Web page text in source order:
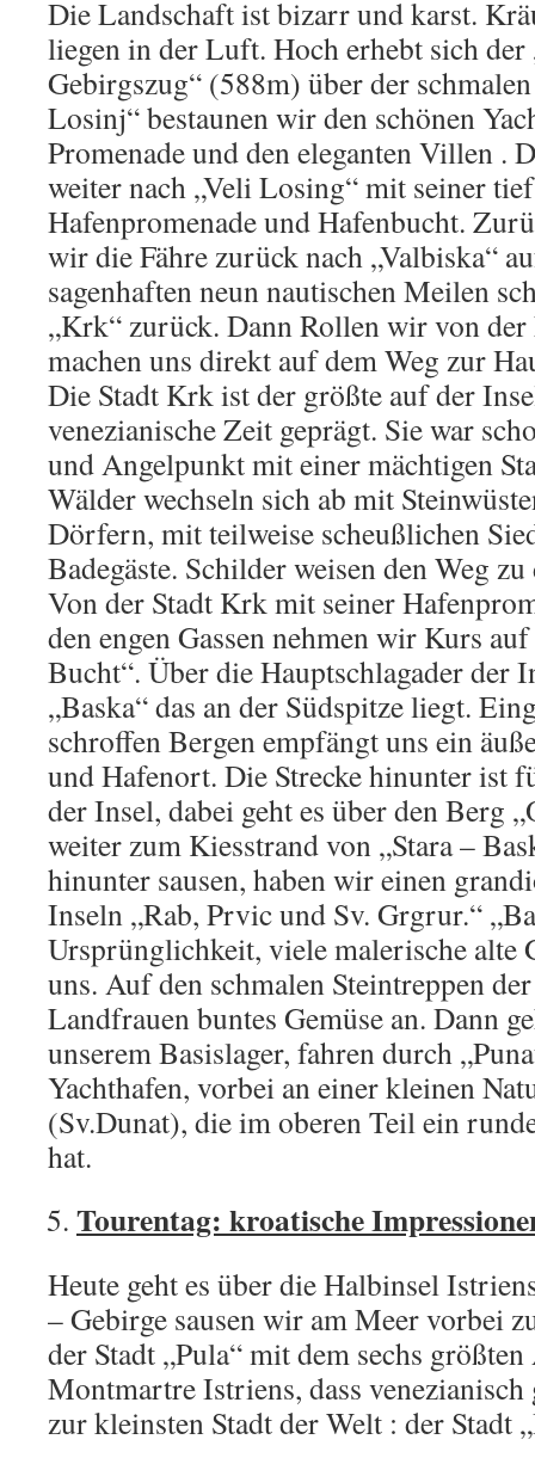
Die Landschaft ist bizarr und karst.
liegen in der Luft. Hoch erhebt sich der
Gebirgszug“ (588m) über der
Losinj“ bestaunen wir den schönen
Promenade und den eleganten Villen .
weiter nach „Veli Losing“ mit seiner
Hafenpromenade und Hafenbucht.
wir die Fähre zurück nach „Valbiska“
sagenhaften neun nautischen Meilen
„Krk“ zurück. Dann Rollen wir von der
machen uns direkt auf dem Weg zur
Die Stadt Krk ist der größte auf der
venezianische Zeit geprägt. Sie war
und Angelpunkt mit einer mächtigen
Wälder wechseln sich ab mit
Dörfern, mit teilweise scheußlichen
Badegäste. Schilder weisen den Weg
Von der Stadt Krk mit seiner
den engen Gassen nehmen wir Kurs
Bucht“. Über die Hauptschlagader der
„Baska“ das an der Südspitze liegt.
schroffen Bergen empfängt uns ein
und Hafenort. Die Strecke hinunter ist
der Insel, dabei geht es über den Berg
weiter zum Kiesstrand von „Stara –
hinunter sausen, haben wir einen
Inseln „Rab, Prvic und Sv. Grgrur.“
Ursprünglichkeit, viele malerische alte
uns. Auf den schmalen Steintreppen
Landfrauen buntes Gemüse an. Dann
unserem Basislager, fahren durch
Yachthafen, vorbei an einer kleinen
(Sv.Dunat), die im oberen Teil ein
hat.
Tourentag: kroatische
Heute geht es über die Halbinsel
– Gebirge sausen wir am Meer vorbei
der Stadt „Pula“ mit dem sechs
Montmartre Istriens, dass
zur kleinsten Stadt der Welt : der Stadt